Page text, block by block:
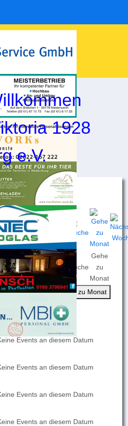
1928
e.V.
Nach
Monat
Nach
Woche
Heute Suche
Gehe
zu
Monat
Gehe zu Monat
:
2026 - 17. Mai 2026
Events an diesem Datum
Events an diesem Datum
Events an diesem Datum
Events an diesem Datum